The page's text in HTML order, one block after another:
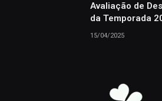
Avaliação de
da Temporada
15/04/2025